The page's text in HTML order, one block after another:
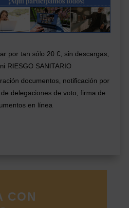
por tan sólo 20 €, sin descargas,
RIESGO SANITARIO
documentos, notificación por
delegaciones de voto, firma de
en línea
CON